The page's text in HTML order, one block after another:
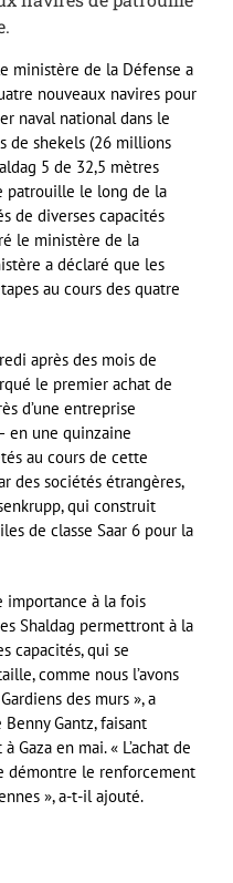
ministère de la Défense a
nouveaux navires pour
naval national dans le
de shekels (26 millions
5 de 32,5 mètres
patrouille le long de la
de diverses capacités
le ministère de la
a déclaré que les
au cours des quatre
après des mois de
le premier achat de
d’une entreprise
en une quinzaine
au cours de cette
des sociétés étrangères,
qui construit
de classe Saar 6 pour la
importance à la fois
Shaldag permettront à la
capacités, qui se
comme nous l’avons
des murs », a
Gantz, faisant
en mai. « L’achat de
démontre le renforcement
», a-t-il ajouté.